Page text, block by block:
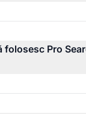
folosesc Pro